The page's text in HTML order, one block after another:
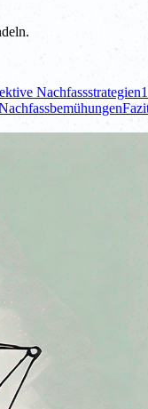
Nachfassstrategien